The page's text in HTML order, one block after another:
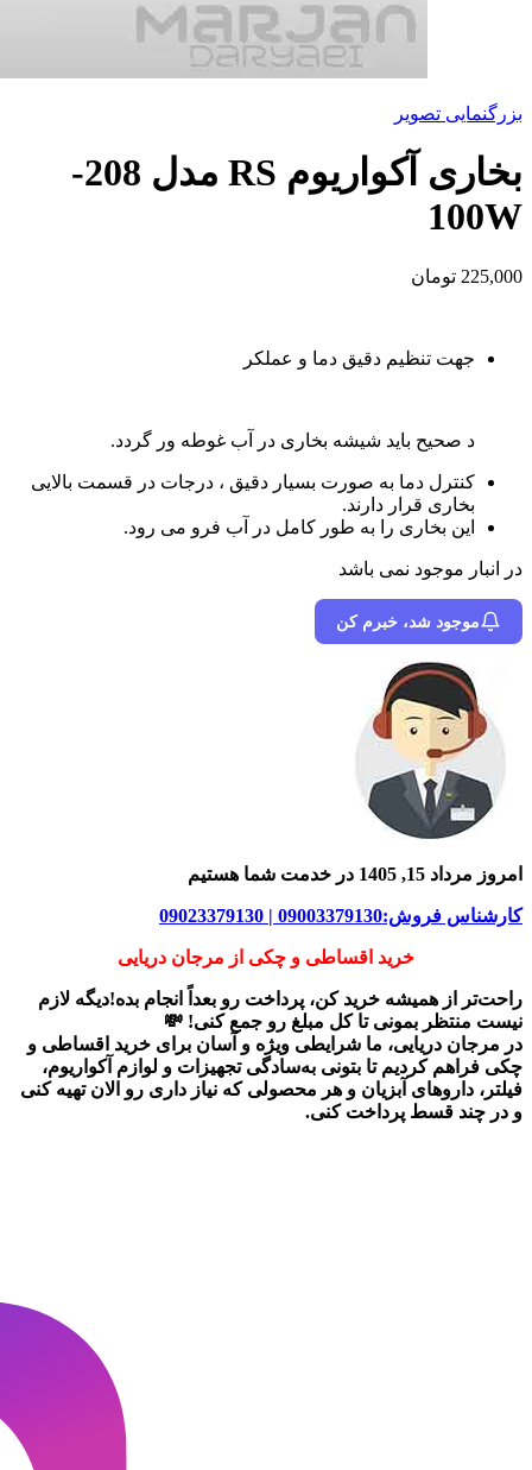
بزرگنمایی تصویر
بخاری آکواریوم RS مدل 208-
100W
225,000 تومان
جهت تنظیم دقیق دما و عملکر
د صحیح باید شیشه بخاری در آب غوطه ور گردد.
کنترل دما به صورت بسیار دقیق ، درجات در قسمت بالایی
بخاری قرار دارند.
این بخاری را به طور کامل در آب فرو می رود.
در انبار موجود نمی باشد
موجود شد، خبرم کن
امروز مرداد 15, 1405 در خدمت شما هستیم
کارشناس فروش:09003379130 | 09023379130
خرید اقساطی و چکی از مرجان دریایی
راحت‌تر از همیشه خرید کن، پرداخت رو بعداً انجام بده!دیگه لازم
نیست منتظر بمونی تا کل مبلغ رو جمع کنی! 💸
در مرجان دریایی، ما شرایطی ویژه و آسان برای خرید اقساطی و
چکی فراهم کردیم تا بتونی به‌سادگی تجهیزات و لوازم آکواریوم،
فیلتر، داروهای آبزیان و هر محصولی که نیاز داری رو الان تهیه کنی
و در چند قسط پرداخت کنی.